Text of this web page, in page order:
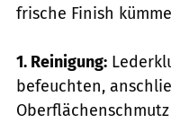
frische Finish
1. Reinigung:
befeuchten,